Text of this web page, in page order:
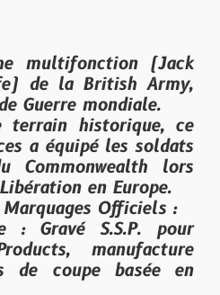
multifonction (Jack
de la British Army,
Guerre mondiale.
terrain historique, ce
a équipé les soldats
Commonwealth lors
en Europe.
Officiels :
: Gravé S.S.P. pour
manufacture
de coupe basée en